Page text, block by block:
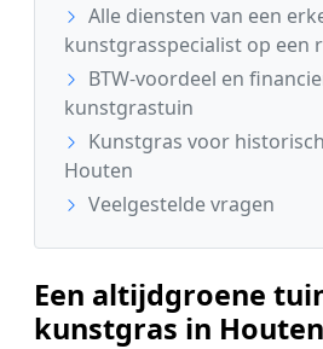
Alle diensten van een
kunstgrasspecialist op een
BTW-voordeel en
kunstgrastuin
Kunstgras voor
Houten
Veelgestelde vragen
Een altijdgroene
kunstgras in Houten